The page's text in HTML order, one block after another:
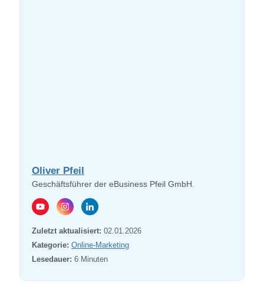
Oliver Pfeil
Geschäftsführer der eBusiness Pfeil GmbH.
Zuletzt aktualisiert: 02.01.2026
Kategorie: Online-Marketing
Lesedauer: 6 Minuten